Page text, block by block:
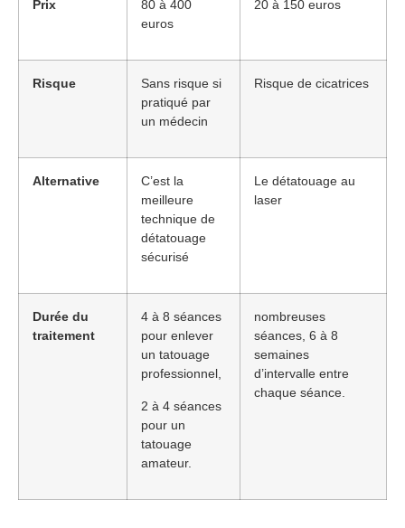
Prix
80 à 400
euros
20 à 150 euros
Risque
Sans risque si
pratiqué par
un médecin
Risque de cicatrices
Alternative
C’est la
meilleure
technique de
détatouage
sécurisé
Le détatouage au
laser
Durée du
traitement
4 à 8 séances
pour enlever
un tatouage
professionnel,
2 à 4 séances
pour un
tatouage
amateur.
nombreuses
séances, 6 à 8
semaines
d’intervalle entre
chaque séance.